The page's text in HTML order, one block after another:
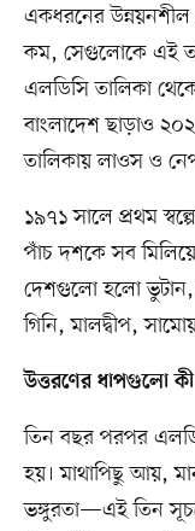
একধরনের
কম, সেগুলোকে এই
এলডিসি তালিকা
বাংলাদেশ ছাড়াও
তালিকায় লাওস ও
১৯৭১ সালে প্রথম
পাঁচ দশকে সব
দেশগুলো হলো ভুটান,
গিনি, মালদ্বীপ,
উত্তরণের ধাপগুলো
তিন বছর পরপর
হয়। মাথাপিছু আয়,
ভঙ্গুরতা—এই তিন